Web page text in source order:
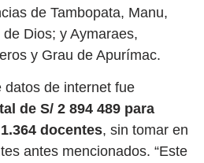
de Tambopata, Manu,
Dios; y Aymaraes,
y Grau de Apurímac.
datos de internet fue
de S/ 2 894 489 para
docentes, sin tomar en
antes mencionados. “Este